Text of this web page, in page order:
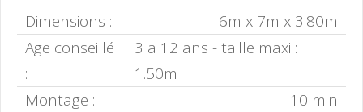
Dimensions :
6m x 7m x 3.80m
Age conseillé
:
3 a 12 ans - taille maxi :
1.50m
Montage :
10 min